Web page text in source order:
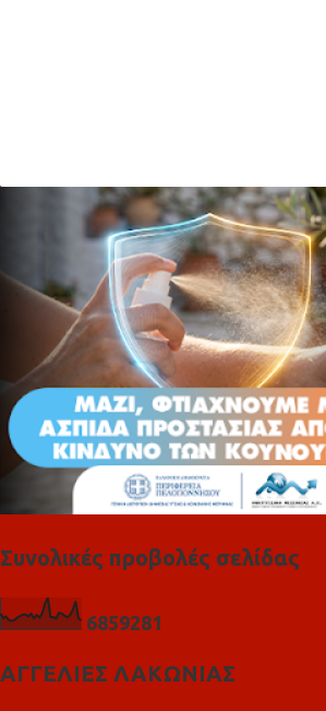
λ
Συνολικές προβολές σελίδας
6859281
ΑΓΓΕΛΙΕΣ ΛΑΚΩΝΙΑΣ